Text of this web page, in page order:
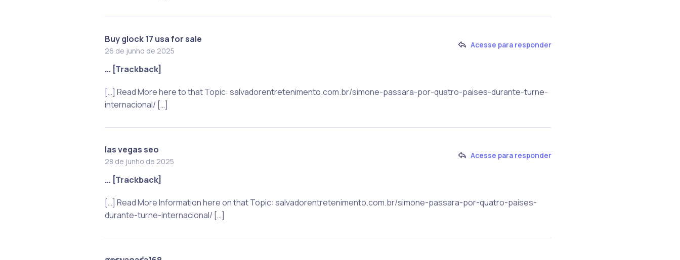
Buy glock 17 usa for sale
26 de junho de 2025
Acesse para responder
… [Trackback]
[…] Read More here to that Topic: salvadorentretenimento.com.br/simone-passara-por-quatro-paises-durante-turne-
internacional/ […]
las vegas seo
28 de junho de 2025
Acesse para responder
… [Trackback]
[…] Read More Information here on that Topic: salvadorentretenimento.com.br/simone-passara-por-quatro-paises-
durante-turne-internacional/ […]